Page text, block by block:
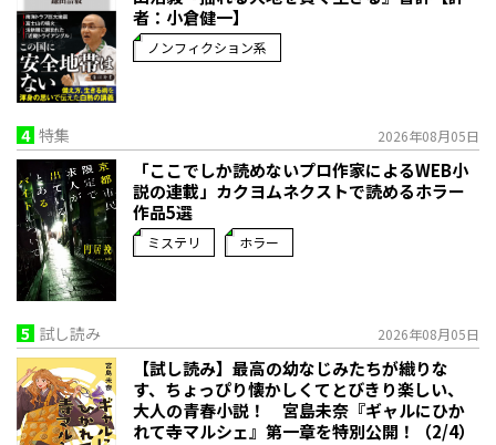
者：小倉健一】
ノンフィクション系
4 特集 2026年08月05日
「ここでしか読めないプロ作家によるWEB小
説の連載」――カクヨムネクストで読めるホラー
作品5選
ミステリ ホラー
5 試し読み 2026年08月05日
【試し読み】最高の幼なじみたちが織りな
す、ちょっぴり懐かしくてとびきり楽しい、
大人の青春小説！ 宮島未奈『ギャルにひか
れて寺マルシェ』第一章を特別公開！（2/4）